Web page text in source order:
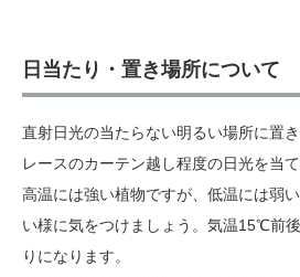
日当たり・置き場所について
直射日光の当たらない明るい場所に置き
レースのカーテン越し程度の日光を当て
高温には強い植物ですが、低温には弱
い様に気をつけましょう。気温15℃前
りになります。